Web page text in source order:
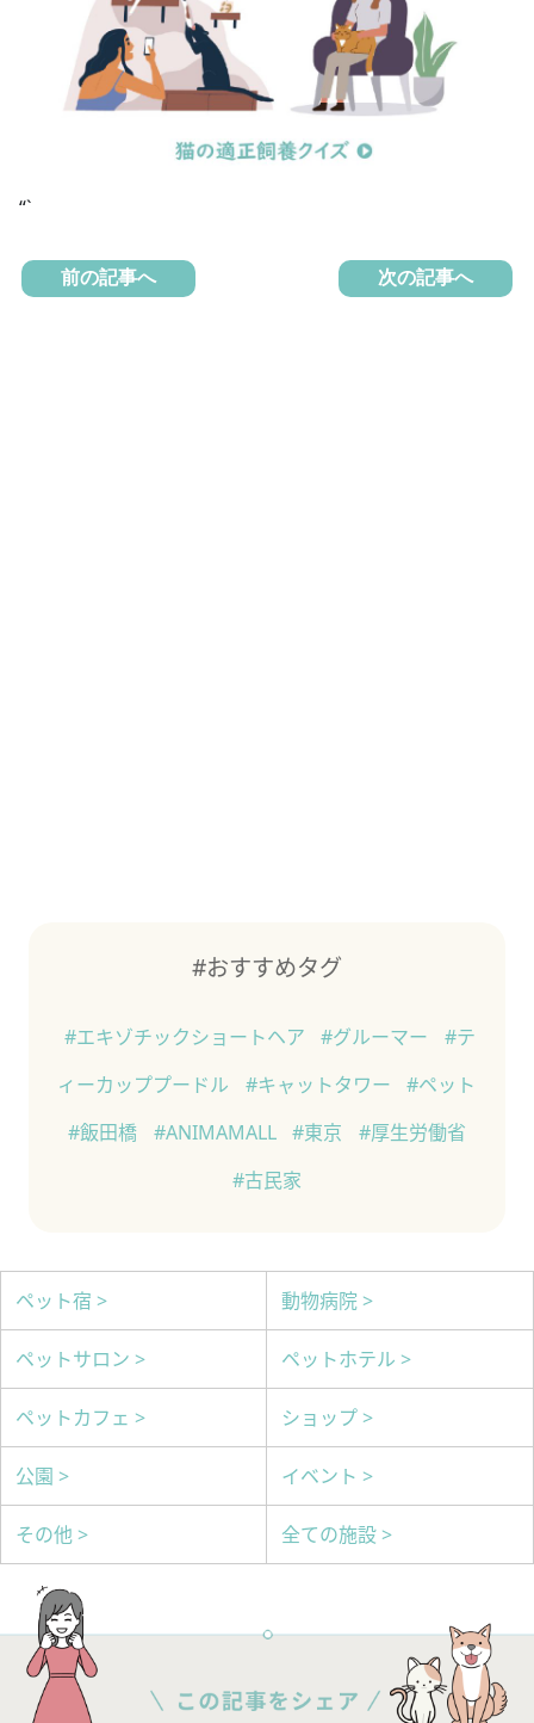
“`
前の記事へ 次の記事へ
#おすすめタグ
#エキゾチックショートヘア #グルーマー
#テ
ィーカッププードル
#キャットタワー
#ペット
#飯田橋
#ANIMAMALL #東京
#厚生労働省
#古民家
ペット宿 > 動物病院 >
ペットサロン > ペットホテル >
ペットカフェ > ショップ >
公園 > イベント >
その他 > 全ての施設 >